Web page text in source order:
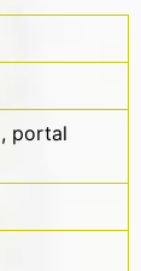
portal